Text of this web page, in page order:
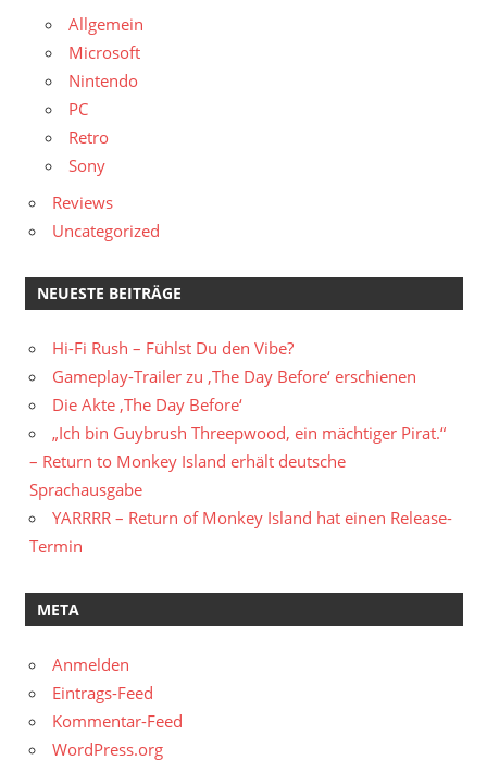
Allgemein
Microsoft
Nintendo
PC
Retro
Sony
Reviews
Uncategorized
NEUESTE BEITRÄGE
Hi-Fi Rush – Fühlst Du den Vibe?
Gameplay-Trailer zu ‚The Day Before‘ erschienen
Die Akte ‚The Day Before‘
„Ich bin Guybrush Threepwood, ein mächtiger Pirat.“
– Return to Monkey Island erhält deutsche
Sprachausgabe
YARRRR – Return of Monkey Island hat einen Release-
Termin
META
Anmelden
Eintrags-Feed
Kommentar-Feed
WordPress.org